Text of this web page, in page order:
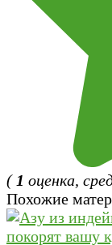
( 1 оценка,
Похожие